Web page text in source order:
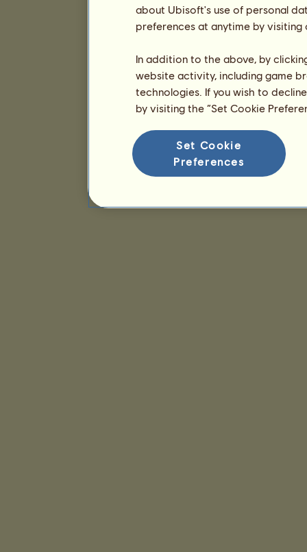
about Ubisoft's use of personal
preferences at anytime by
In addition to the above, by
website activity, including game
technologies. If you wish to
by visiting the “Set Cookie
Set Cookie
Preferences